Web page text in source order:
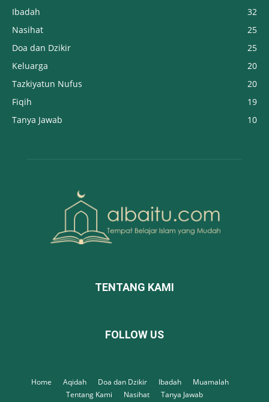
Ibadah
32
Nasihat
25
Doa dan Dzikir
25
Keluarga
20
Tazkiyatun Nufus
20
Fiqih
19
Tanya Jawab
10
TENTANG KAMI
FOLLOW US
Home Aqidah Doa dan Dzikir Ibadah
Muamalah
Tentang Kami
Nasihat Tanya Jawab